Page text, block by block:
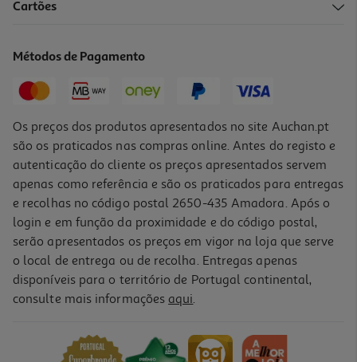
Cartões
Métodos de Pagamento
Os preços dos produtos apresentados no site Auchan.pt
são os praticados nas compras online. Antes do registo e
autenticação do cliente os preços apresentados servem
apenas como referência e são os praticados para entregas
e recolhas no código postal 2650-435 Amadora. Após o
login e em função da proximidade e do código postal,
serão apresentados os preços em vigor na loja que serve
o local de entrega ou de recolha. Entregas apenas
disponíveis para o território de Portugal continental,
consulte mais informações aqui.